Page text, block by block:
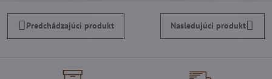
Predchádzajúci produkt Nasledujúci produkt